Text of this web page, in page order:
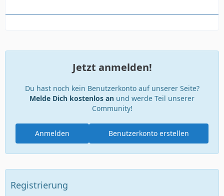
Jetzt anmelden!
Du hast noch kein Benutzerkonto auf unserer Seite?
Melde Dich kostenlos an und werde Teil unserer
Community!
Benutzerkonto erstellen
Anmelden
Registrierung